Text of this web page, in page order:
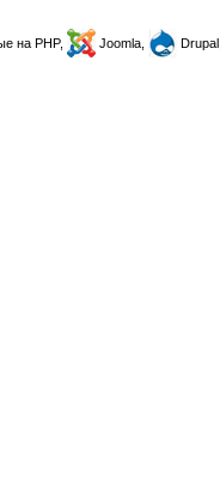
на PHP, Joomla, Drupal,